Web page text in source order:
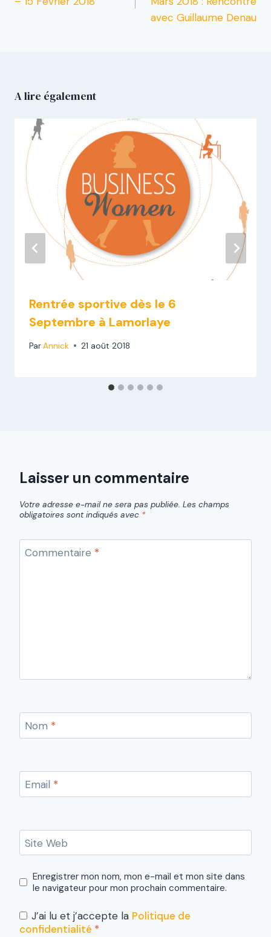
avec Guillaume Denau
A lire également
Rentrée sportive dès le 6
Septembre à Lamorlaye
ParAnnick 21 août 2018
Laisser un commentaire
Votre adresse e-mail ne sera pas publiée. Les champs
obligatoires sont indiqués avec *
Commentaire *
Nom *
Email *
Site Web
Enregistrer mon nom, mon e-mail et mon site dans
le navigateur pour mon prochain commentaire.
J’ai lu et j’accepte la Politique de
confidentialité *